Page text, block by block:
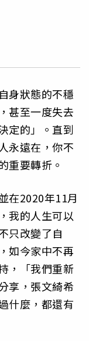
身狀態的不穩
甚至一度失去
定的」。直到
永遠在，你不
重要轉折。
在2020年11月
我的人生可以
只改變了自
如今家中不再
，「我們重新
享，張文綺希
什麼，都還有